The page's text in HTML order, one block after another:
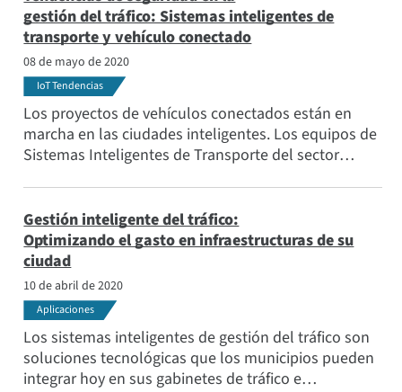
gestión del tráfico: Sistemas inteligentes de
transporte y vehículo conectado
08 de mayo de 2020
IoT Tendencias
Los proyectos de vehículos conectados están en
marcha en las ciudades inteligentes. Los equipos de
Sistemas Inteligentes de Transporte del sector
investigar, probar y pilotar programas de seguridad
pública en las calles de las ciudades con vehículos
conectados.
Gestión inteligente del tráfico:
Optimizando el gasto en infraestructuras de su
ciudad
10 de abril de 2020
Aplicaciones
Los sistemas inteligentes de gestión del tráfico son
soluciones tecnológicas que los municipios pueden
integrar hoy en sus gabinetes de tráfico e